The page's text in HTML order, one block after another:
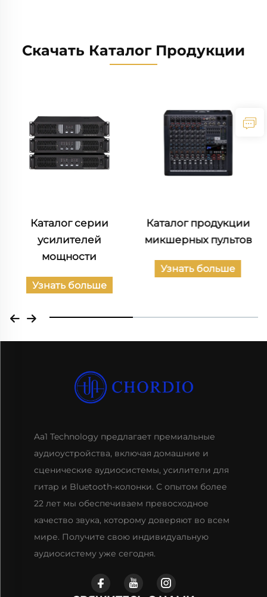
Скачать Каталог Продукции
Каталог серии
усилителей
мощности
Узнать больше
Каталог продукции
микшерных пультов
Узнать больше
Aa1 Technology предлагает премиальные
аудиоустройства, включая домашние и
сценические аудиосистемы, усилители для
гитар и Bluetooth-колонки. С опытом более
22 лет мы обеспечиваем превосходное
качество звука, которому доверяют во всем
мире. Получите свою индивидуальную
аудиосистему уже сегодня.